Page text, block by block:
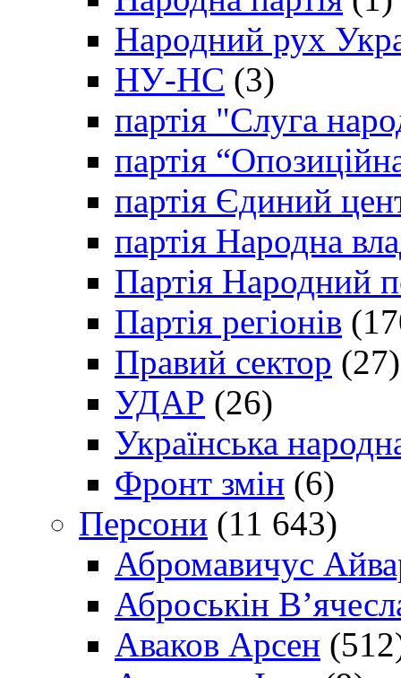
Народний рух
НУ-НС (3)
партія "Слуга
партія
партія Єдиний
партія Народна
Партія Народний
Партія регіонів
Правий сектор (27)
УДАР (26)
Українська
Фронт змін (6)
Персони (11 643)
Абромавичус
Аброськін
Аваков Арсен